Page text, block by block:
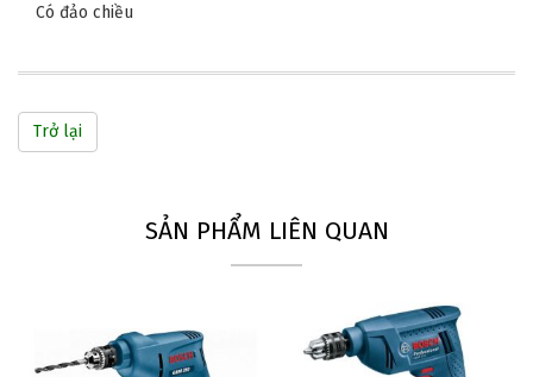
Có đảo chiều
Trở lại
SẢN PHẨM LIÊN QUAN